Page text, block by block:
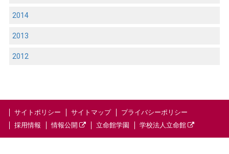
2014
2013
2012
サイトポリシー サイトマップ
プライバシーポリシー
採用情報
情報公開 立命館学園 学校法人立命館